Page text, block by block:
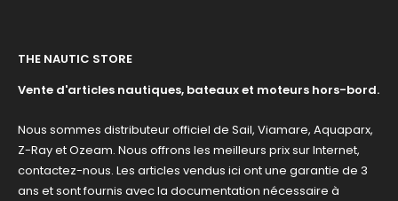
THE NAUTIC STORE
Vente d'articles nautiques, bateaux et moteurs hors-bord.
Nous sommes distributeur officiel de Sail, Viamare, Aquaparx,
Z-Ray et Ozeam. Nous offrons les meilleurs prix sur Internet,
contactez-nous. Les articles vendus ici ont une garantie de 3
ans et sont fournis avec la documentation nécessaire à